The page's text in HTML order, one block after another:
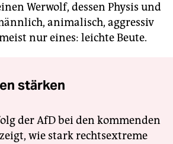
Werwolf, dessen Physis und
animalisch, aggressiv
nur eines: leichte Beute.
stärken
der AfD bei den kommenden
wie stark rechtsextreme